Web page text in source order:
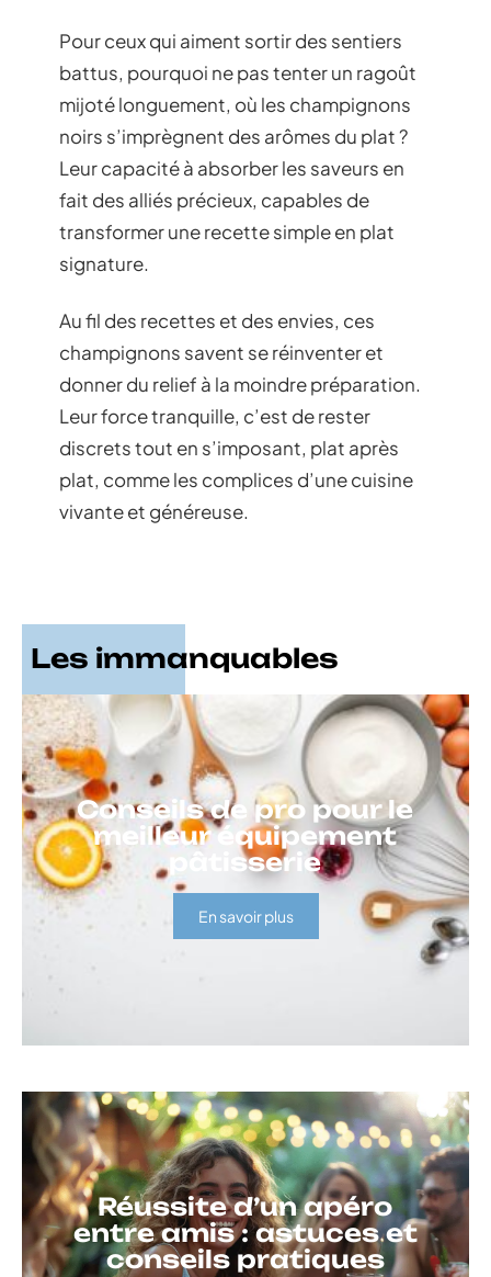
Pour ceux qui aiment sortir des sentiers
battus, pourquoi ne pas tenter un ragoût
mijoté longuement, où les champignons
noirs s’imprègnent des arômes du plat ?
Leur capacité à absorber les saveurs en
fait des alliés précieux, capables de
transformer une recette simple en plat
signature.
Au fil des recettes et des envies, ces
champignons savent se réinventer et
donner du relief à la moindre préparation.
Leur force tranquille, c’est de rester
discrets tout en s’imposant, plat après
plat, comme les complices d’une cuisine
vivante et généreuse.
Les immanquables
Conseils de pro pour le
meilleur équipement
pâtisserie
En savoir plus
Réussite d’un apéro
entre amis : astuces et
conseils pratiques